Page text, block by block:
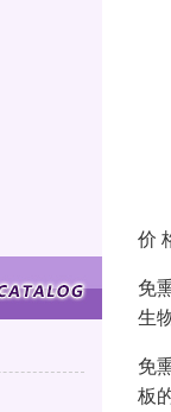
价
免
生
免
板